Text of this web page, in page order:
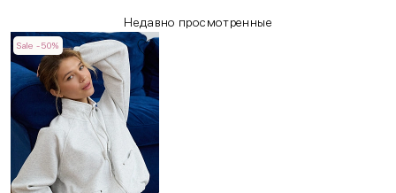
Недавно просмотренные
Sale -50%